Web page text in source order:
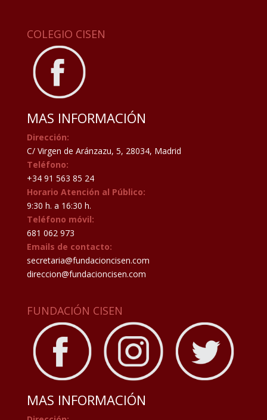
COLEGIO CISEN
MAS INFORMACIÓN
Dirección:
C/ Virgen de Aránzazu, 5, 28034, Madrid
Teléfono:
+34 91 563 85 24
Horario Atención al Público:
9:30 h. a 16:30 h.
Teléfono móvil:
681 062 973
Emails de contacto:
secretaria@fundacioncisen.com
direccion@fundacioncisen.com
FUNDACIÓN CISEN
MAS INFORMACIÓN